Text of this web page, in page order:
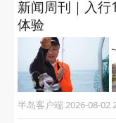
新闻周刊｜入
体验
半岛客户端 2026-